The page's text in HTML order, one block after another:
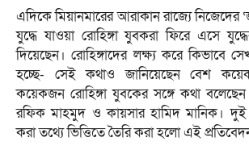
এদিকে মিয়ানমারের আরাকান রাজ্যে নিজেদের
যুদ্ধে যাওয়া রোহিঙ্গা যুবকরা ফিরে এসে
দিয়েছেন। রোহিঙ্গাদের লক্ষ্য করে কিভাবে
হচ্ছে- সেই কথাও জানিয়েছেন বেশ
কয়েকজন রোহিঙ্গা যুবকের সঙ্গে কথা বলেছেন
রফিক মাহমুদ ও কায়সার হামিদ মানিক। দুই
করা তথ্যে ভিত্তিতে তৈরি করা হলো এই